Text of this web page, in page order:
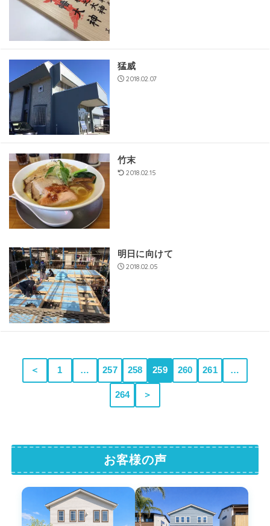
猛威
2018.02.07
竹末
2018.02.15
明日に向けて
2018.02.05
＜ 1 … 257 258 259 260 261 …
264 ＞
お客様の声